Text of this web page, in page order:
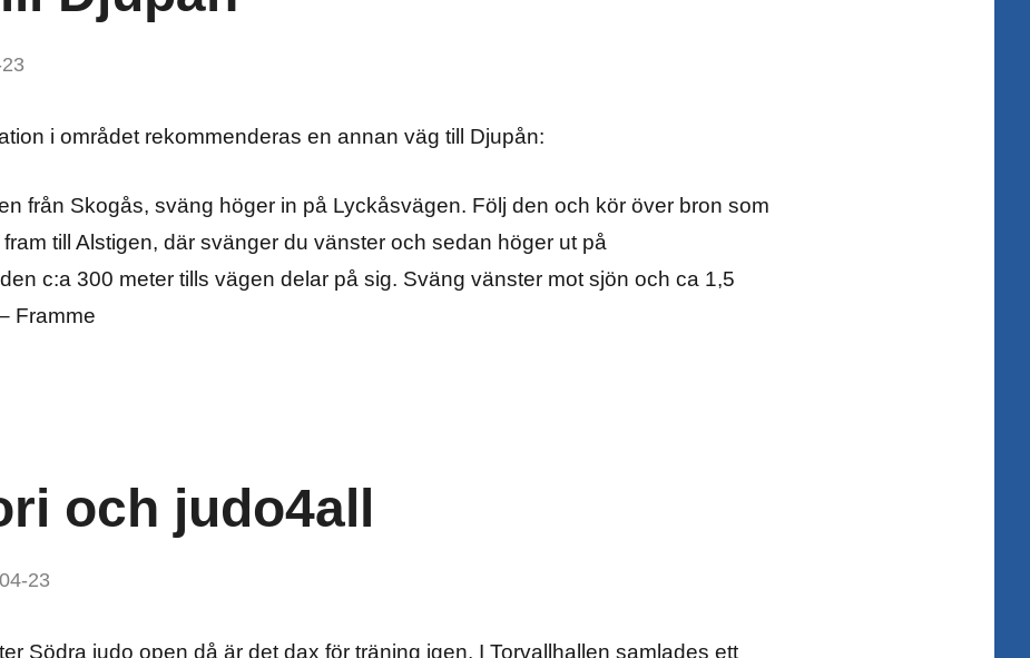
i området rekommenderas en annan väg till Djupån:
från Skogås, sväng höger in på Lyckåsvägen. Följ den och kör över bron som
till Alstigen, där svänger du vänster och sedan höger ut på
c:a 300 meter tills vägen delar på sig. Sväng vänster mot sjön och ca 1,5
Framme
och judo4all
23
Södra judo open då är det dax för träning igen. I Torvallhallen samlades ett